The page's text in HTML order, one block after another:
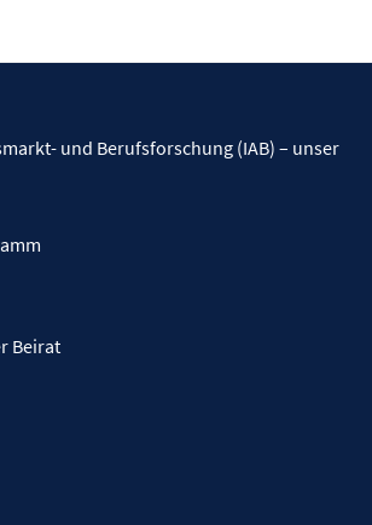
und Berufsforschung (IAB) – unser
Beirat